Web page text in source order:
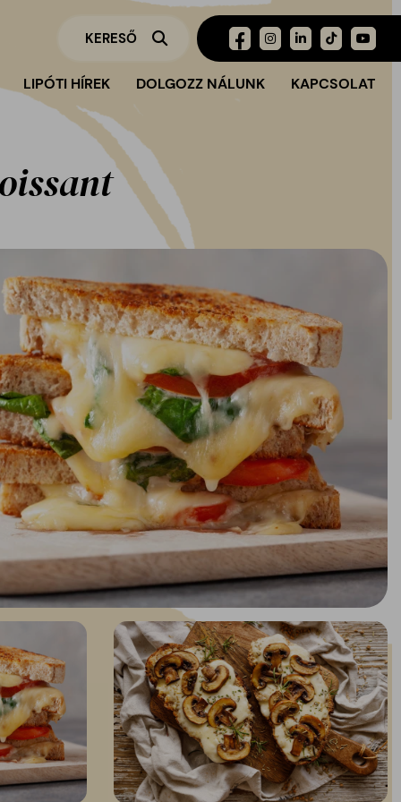
LIPÓTI HÍREK DOLGOZZ NÁLUNK KAPCSOLAT